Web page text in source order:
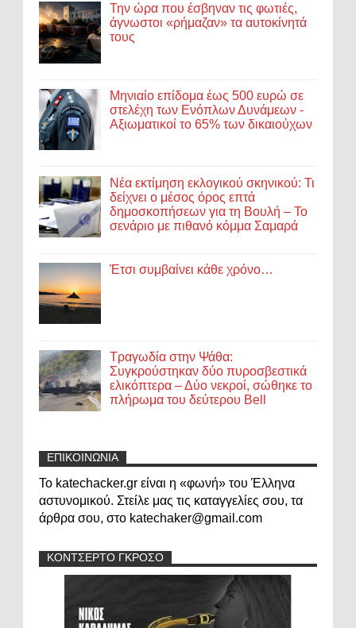
Την ώρα που έσβηναν τις φωτιές,
άγνωστοι «ρήμαζαν» τα αυτοκίνητά
τους
Μηνιαίο επίδομα έως 500 ευρώ σε
στελέχη των Ενόπλων Δυνάμεων -
Αξιωματικοί το 65% των δικαιούχων
Νέα εκτίμηση εκλογικού σκηνικού: Τι
δείχνει ο μέσος όρος επτά
δημοσκοπήσεων για τη Βουλή – Το
σενάριο με πιθανό κόμμα Σαμαρά
Έτσι συμβαίνει κάθε χρόνο…
Τραγωδία στην Ψάθα:
Συγκρούστηκαν δύο πυροσβεστικά
ελικόπτερα – Δύο νεκροί, σώθηκε το
πλήρωμα του δεύτερου Bell
ΕΠΙΚΟΙΝΩΝΙΑ
Το katechacker.gr είναι η «φωνή» του Έλληνα
αστυνομικού. Στείλε μας τις καταγγελίες σου, τα
άρθρα σου, στο katechaker@gmail.com
ΚΟΝΤΣΕΡΤΟ ΓΚΡΟΣΟ